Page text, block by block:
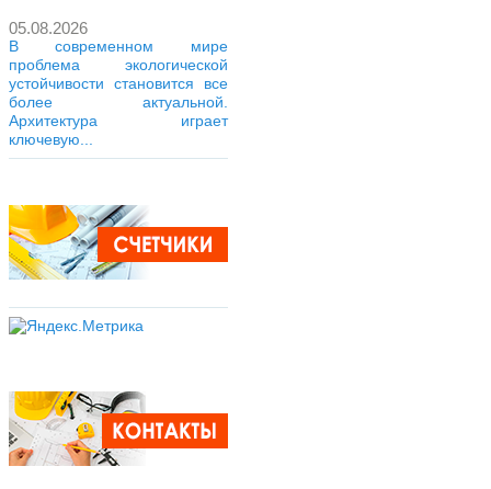
05.08.2026
В современном мире
проблема экологической
устойчивости становится все
более актуальной.
Архитектура играет
ключевую...